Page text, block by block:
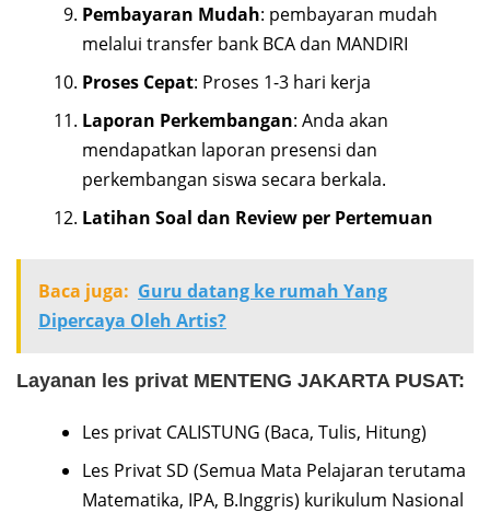
Pembayaran Mudah: pembayaran mudah
melalui transfer bank BCA dan MANDIRI
Proses Cepat: Proses 1-3 hari kerja
Laporan Perkembangan: Anda akan
mendapatkan laporan presensi dan
perkembangan siswa secara berkala.
Latihan Soal dan Review per Pertemuan
Baca juga: Guru datang ke rumah Yang
Dipercaya Oleh Artis?
Layanan les privat MENTENG JAKARTA PUSAT:
Les privat CALISTUNG (Baca, Tulis, Hitung)
Les Privat SD (Semua Mata Pelajaran terutama
Matematika, IPA, B.Inggris) kurikulum Nasional